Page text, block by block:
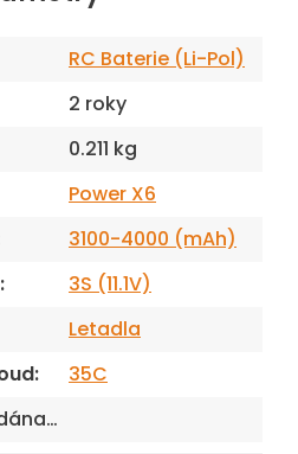
RC Baterie (Li-Pol)
2 roky
0.211 kg
Power X6
3100-4000 (mAh)
:
3S (11.1V)
Letadla
:
35C